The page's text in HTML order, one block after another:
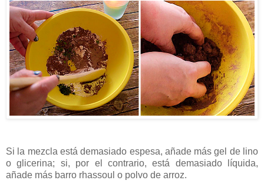
Si la mezcla está demasiado espesa, añade más gel de lino
o glicerina; si, por el contrario, está demasiado líquida,
añade más barro rhassoul o polvo de arroz.